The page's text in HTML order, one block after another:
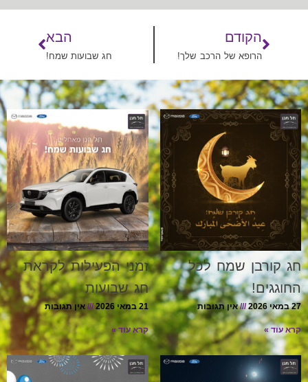
הקודם
הרופא של הרכב שלך!
הבא
חג שבועות שמח!
חג קורבן שמח לכל
החוגגים!
27 במאי 2026 אין תגובות
קרא עוד »
זמני הפעילות לקראת
חג שבועות
21 במאי 2026 אין תגובות
קרא עוד »